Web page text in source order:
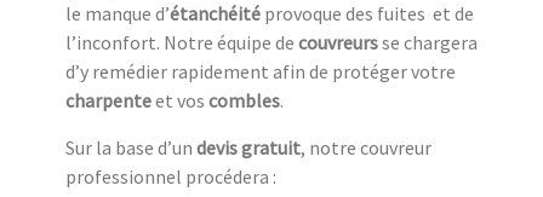
le manque d’étanchéité provoque des fuites et de
l’inconfort. Notre équipe de couvreursse chargera
d’y remédier rapidement afin de protéger votre
charpenteet vos combles.
Sur la base d’un devis gratuit, notre couvreur
professionnel procédera :